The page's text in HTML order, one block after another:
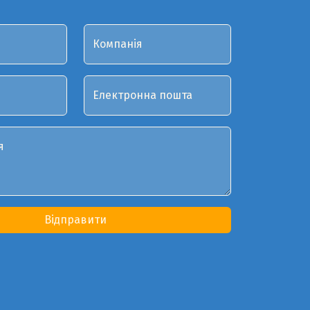
Компанія
Електронна пошта
Відправити